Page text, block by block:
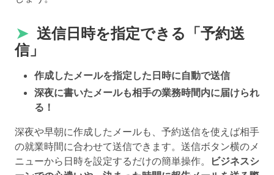
➤ 送信日時を指定できる「予約送
信」
作成したメールを指定した日時に自動で送信
深夜に書いたメールも相手の業務時間内に届けられ
る！
深夜や早朝に作成したメールも、予約送信を使えば相手
の就業時間に合わせて送信できます。送信ボタン横のメ
ニューから日時を設定するだけの簡単操作。
ビジネスシ